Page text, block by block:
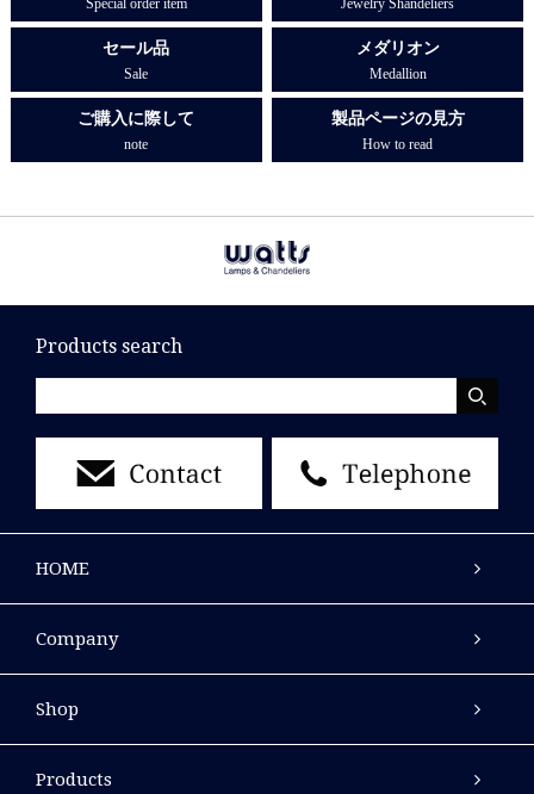
セール品
Sale
メダリオン
Medallion
ご購入に際して
note
製品ページの見方
How to read
Products search
HOME
Company
Shop
Products